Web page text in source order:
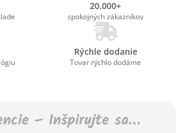
20.000+
spokojných zákazníkov
Rýchle dodanie
Tovar rýchlo dodáme
– Inšpirujte sa…